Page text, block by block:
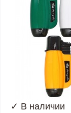
✓ В наличии